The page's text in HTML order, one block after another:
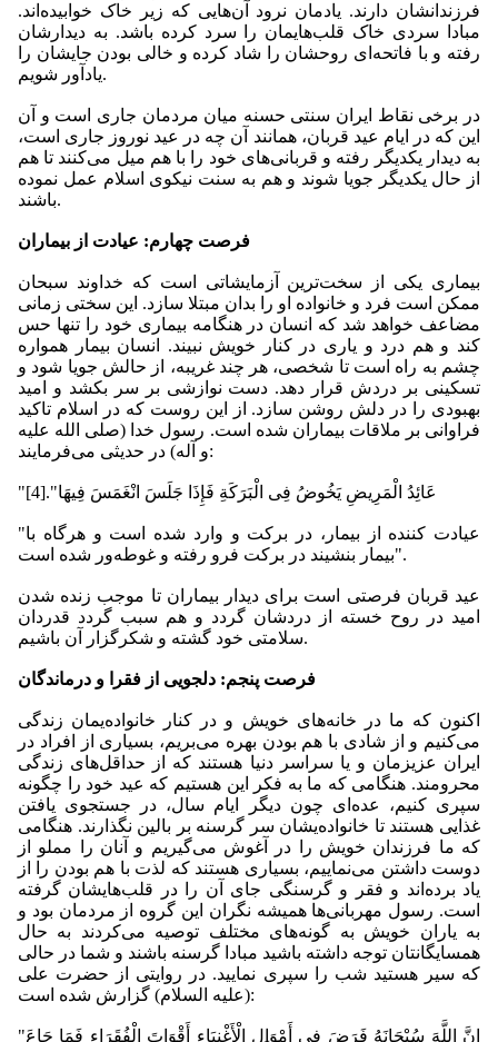
فرزندانشان دارند. یادمان نرود آن‌هایی که زیر خاک خوابیده‌اند.
مبادا سردی خاک قلب‌هایمان را سرد کرده باشد. به دیدارشان
رفته و با فاتحه‌ای روحشان را شاد کرده و خالی بودن جایشان را
یادآور شویم.
در برخی نقاط ایران سنتی حسنه میان مردمان جاری است و آن
این که در ایام عید قربان، همانند آن چه در عید نوروز جاری است،
به دیدار یکدیگر رفته و قربانی‌های خود را با هم میل می‌کنند تا هم
از حال یکدیگر جویا شوند و هم به سنت نیکوی اسلام عمل نموده
باشند.
فرصت چهارم: عیادت از بیماران
بیماری یکی از سخت‌ترین آزمایشاتی است که خداوند سبحان
ممکن است فرد و خانواده او را بدان مبتلا سازد. این سختی زمانی
مضاعف خواهد شد که انسان در هنگامه بیماری خود را تنها حس
کند و هم درد و یاری در کنار خویش نبیند. انسان بیمار همواره
چشم به راه است تا شخصی، هر چند غریبه، از حالش جویا شود و
تسکینی بر دردش قرار دهد. دست نوازشی بر سر بکشد و امید
بهبودی را در دلش روشن سازد. از این روست که در اسلام تاکید
فراوانی بر ملاقات بیماران شده است. رسول خدا (صلی الله علیه
و آله) در حدیثی می‌فرمایند:
"عَائِدُ الْمَرِیضِ یَخُوضُ فِی الْبَرَكَةِ فَإِذَا جَلَسَ انْغَمَسَ فِیهَا".[4]
"عیادت کننده از بیمار، در برکت و وارد شده است و هرگاه با
بیمار بنشیند در برکت فرو رفته و غوطه‌ور شده است".
عید قربان فرصتی است برای دیدار بیماران تا موجب زنده شدن
امید در روح خسته از دردشان گردد و هم سبب گردد قدردان
سلامتی خود گشته و شکرگزار آن باشیم.
فرصت پنجم: دلجویی از فقرا و درماندگان
اکنون که ما در خانه‌های خویش و در کنار خانواده‌یمان زندگی
می‌کنیم و از شادی با هم بودن بهره می‌بریم، بسیاری از افراد در
ایران عزیزمان و یا سراسر دنیا هستند که از حداقل‌های زندگی
محرومند. هنگامی که ما به فکر این هستیم که عید خود را چگونه
سپری کنیم، عده‌ای چون دیگر ایام سال، در جستجوی یافتن
غذایی هستند تا خانواده‌یشان سر گرسنه بر بالین نگذارند. هنگامی
که ما فرزندان خویش را در آغوش می‌گیریم و آنان را مملو از
دوست داشتن می‌نماییم، بسیاری هستند که لذت با هم بودن را از
یاد برده‌اند و فقر و گرسنگی جای آن را در قلب‌هایشان گرفته
است. رسول مهربانی‌ها همیشه نگران این گروه از مردمان بود و
به یاران خویش به گونه‌های مختلف توصیه می‌کردند به حال
همسایگانتان توجه داشته باشید مبادا گرسنه باشند و شما در حالی
که سیر هستید شب را سپری نمایید. در روایتی از حضرت علی
(علیه السلام) گزارش شده است:
"إِنَّ اللَّهَ سُبْحَانَهُ فَرَضَ فِی أَمْوَالِ الْأَغْنِیَاءِ أَقْوَاتَ الْفُقَرَاءِ فَمَا جَاعَ